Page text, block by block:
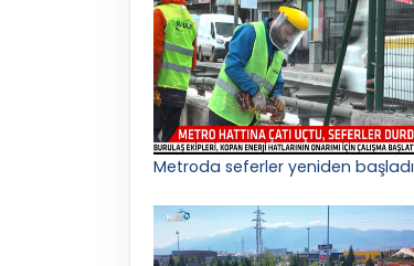
Metroda seferler yeniden başladı